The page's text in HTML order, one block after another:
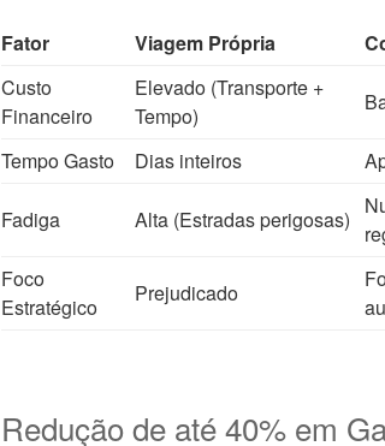
Fator Viagem Própria
Custo
Financeiro
Elevado (Transporte +
Tempo)
Tempo Gasto Dias inteiros
Fadiga Alta (Estradas perigosas)
Foco
Estratégico
Prejudicado
Redução de até 40% em